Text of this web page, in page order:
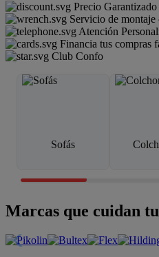
Precio Garantizado
Servicio de
Atención
Financia tus compras
Club Confo
Sofás
Marcas que cuidan tu